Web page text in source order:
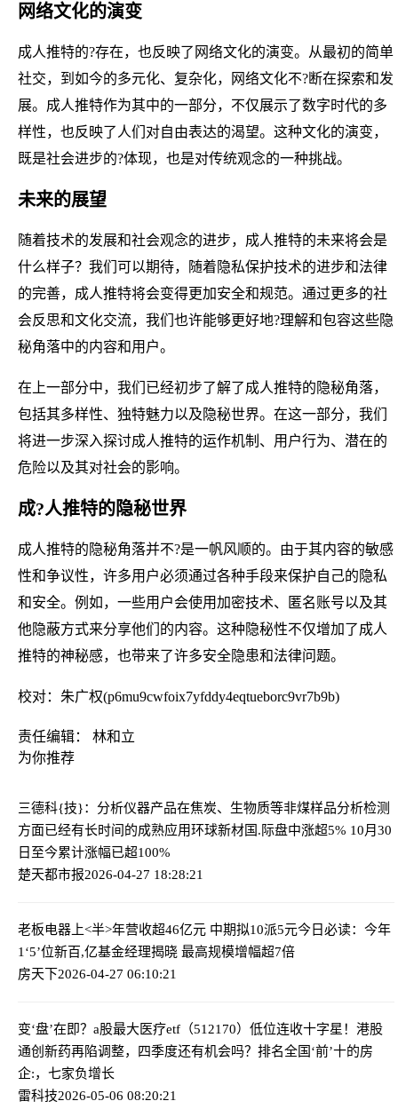
网络文化的演变
成人推特的?存在，也反映了网络文化的演变。从最初的简单
社交，到如今的多元化、复杂化，网络文化不?断在探索和发
展。成人推特作为其中的一部分，不仅展示了数字时代的多
样性，也反映了人们对自由表达的渴望。这种文化的演变，
既是社会进步的?体现，也是对传统观念的一种挑战。
未来的展望
随着技术的发展和社会观念的进步，成人推特的未来将会是
什么样子？我们可以期待，随着隐私保护技术的进步和法律
的完善，成人推特将会变得更加安全和规范。通过更多的社
会反思和文化交流，我们也许能够更好地?理解和包容这些隐
秘角落中的内容和用户。
在上一部分中，我们已经初步了解了成人推特的隐秘角落，
包括其多样性、独特魅力以及隐秘世界。在这一部分，我们
将进一步深入探讨成人推特的运作机制、用户行为、潜在的
危险以及其对社会的影响。
成?人推特的隐秘世界
成人推特的隐秘角落并不?是一帆风顺的。由于其内容的敏感
性和争议性，许多用户必须通过各种手段来保护自己的隐私
和安全。例如，一些用户会使用加密技术、匿名账号以及其
他隐蔽方式来分享他们的内容。这种隐秘性不仅增加了成人
推特的神秘感，也带来了许多安全隐患和法律问题。
校对：朱广权(p6mu9cwfoix7yfddy4eqtueborc9vr7b9b)
责任编辑： 林和立
为你推荐
三德科{技}：分析仪器产品在焦炭、生物质等非煤样品分析检测
方面已经有长时间的成熟应用环球新材国.际盘中涨超5% 10月30
日至今累计涨幅已超100%
楚天都市报2026-04-27 18:28:21
老板电器上<半>年营收超46亿元 中期拟10派5元今日必读：今年
1‘5’位新百,亿基金经理揭晓 最高规模增幅超7倍
房天下2026-04-27 06:10:21
变‘盘’在即？a股最大医疗etf（512170）低位连收十字星！港股
通创新药再陷调整，四季度还有机会吗？ 排名全国‘前’十的房
企:，七家负增长
雷科技2026-05-06 08:20:21